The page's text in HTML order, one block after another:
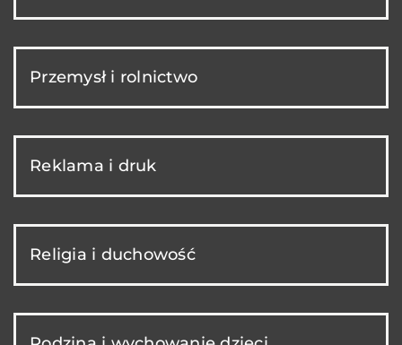
Przemysł i rolnictwo
Reklama i druk
Religia i duchowość